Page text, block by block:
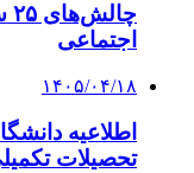
اجتماعی
۱۴۰۵/۰۴/۱۸
اطلاعیه
تحصیلات